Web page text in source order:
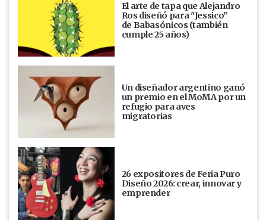
El arte de tapa que Alejandro
Ros diseñó para "Jessico"
de Babasónicos (también
cumple 25 años)
Un diseñador argentino ganó
un premio en el MoMA por un
refugio para aves
migratorias
26 expositores de Feria Puro
Diseño 2026: crear, innovar y
emprender